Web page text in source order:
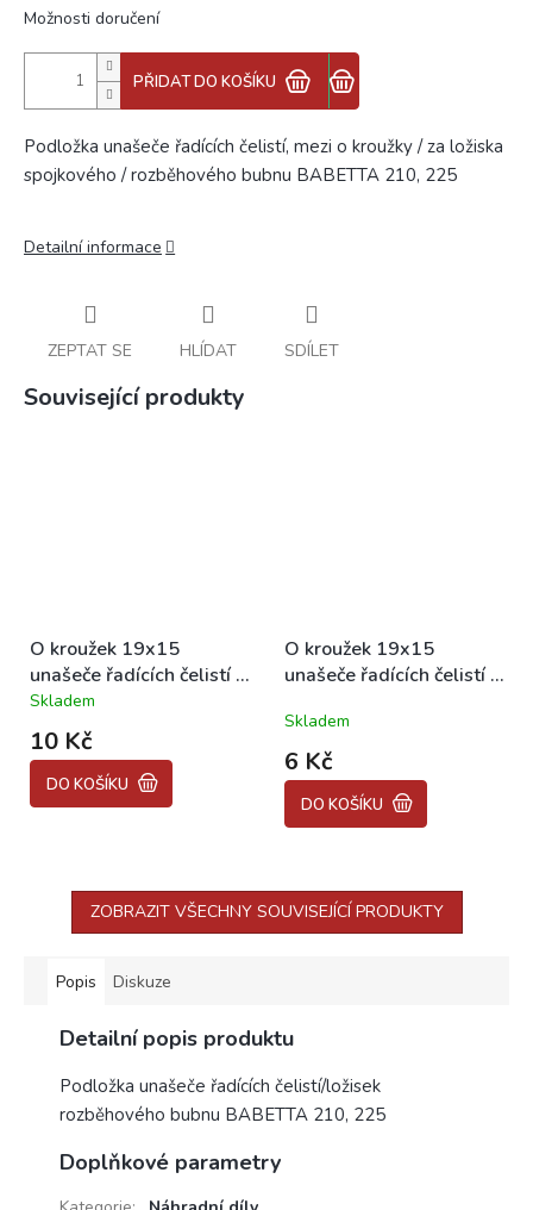
Možnosti doručení
PŘIDAT DO KOŠÍKU
Podložka unašeče řadících čelistí, mezi o kroužky / za ložiska
spojkového / rozběhového bubnu BABETTA 210, 225
Detailní informace
ZEPTAT SE HLÍDAT SDÍLET
Související produkty
O kroužek 19x15
unašeče řadících čelistí -
VITON BABETTA
210/225
Průměrné
hodnocení
produktu
je
5,0
Skladem
10 Kč
DO KOŠÍKU
O kroužek 19x15
unašeče řadících čelistí -
210/225
Skladem
6 Kč
DO KOŠÍKU
ZOBRAZIT VŠECHNY SOUVISEJÍCÍ PRODUKTY
Popis Diskuze
Detailní popis produktu
Podložka unašeče řadících čelistí/ložisek
rozběhového bubnu BABETTA 210, 225
Doplňkové parametry